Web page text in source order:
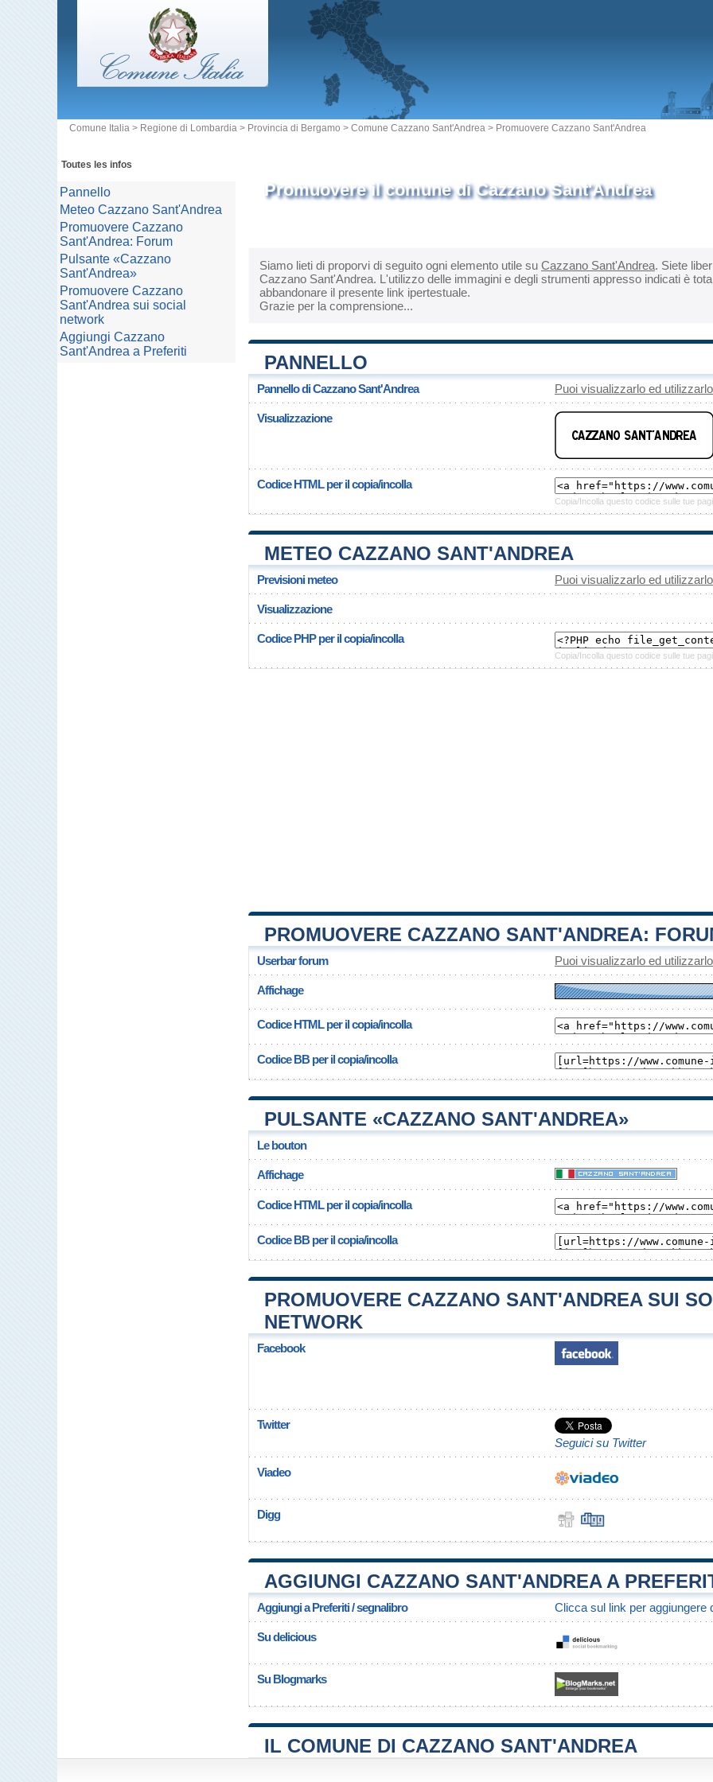
Comune Italia > Regione di Lombardia > Provincia di Bergamo > Comune Cazzano Sant'Andrea > Promuovere Cazzano Sant'Andrea
Promuovere il comune di Cazzano Sant'Andrea
Siamo lieti di proporvi di seguito ogni elemento utile su Cazzano Sant'Andrea. Siete
Cazzano Sant'Andrea. L'utilizzo delle immagini e degli strumenti appresso indicati è
abbandonare il presente link ipertestuale.
Grazie per la comprensione...
PANNELLO
Pannello di Cazzano Sant'Andrea Puoi visualizzarlo ed
Visualizzazione
Codice HTML per il copia/incolla
Copia/Incolla questo codice sulle tue
METEO CAZZANO SANT'ANDREA
Previsioni meteo Puoi visualizzarlo ed
Visualizzazione
Codice PHP per il copia/incolla
Copia/Incolla questo codice sulle tue
PROMUOVERE CAZZANO SANT'ANDREA:
Userbar forum Puoi visualizzarlo ed
Affichage
Codice HTML per il copia/incolla
Codice BB per il copia/incolla
PULSANTE «CAZZANO SANT'ANDREA»
Le bouton
Affichage
Codice HTML per il copia/incolla
Codice BB per il copia/incolla
PROMUOVERE CAZZANO SANT'ANDREA SUI
NETWORK
Facebook
Twitter
Seguici su Twitter
Viadeo
Digg
AGGIUNGI CAZZANO SANT'ANDREA A
Aggiungi a Preferiti / segnalibro Clicca sul link per aggiungere
Su delicious
Su Blogmarks
IL COMUNE DI CAZZANO SANT'ANDREA
Toutes les infos
Pannello
Meteo Cazzano Sant'Andrea
Promuovere Cazzano
Sant'Andrea: Forum
Pulsante «Cazzano
Sant'Andrea»
Promuovere Cazzano
Sant'Andrea sui social
network
Aggiungi Cazzano
Sant'Andrea a Preferiti